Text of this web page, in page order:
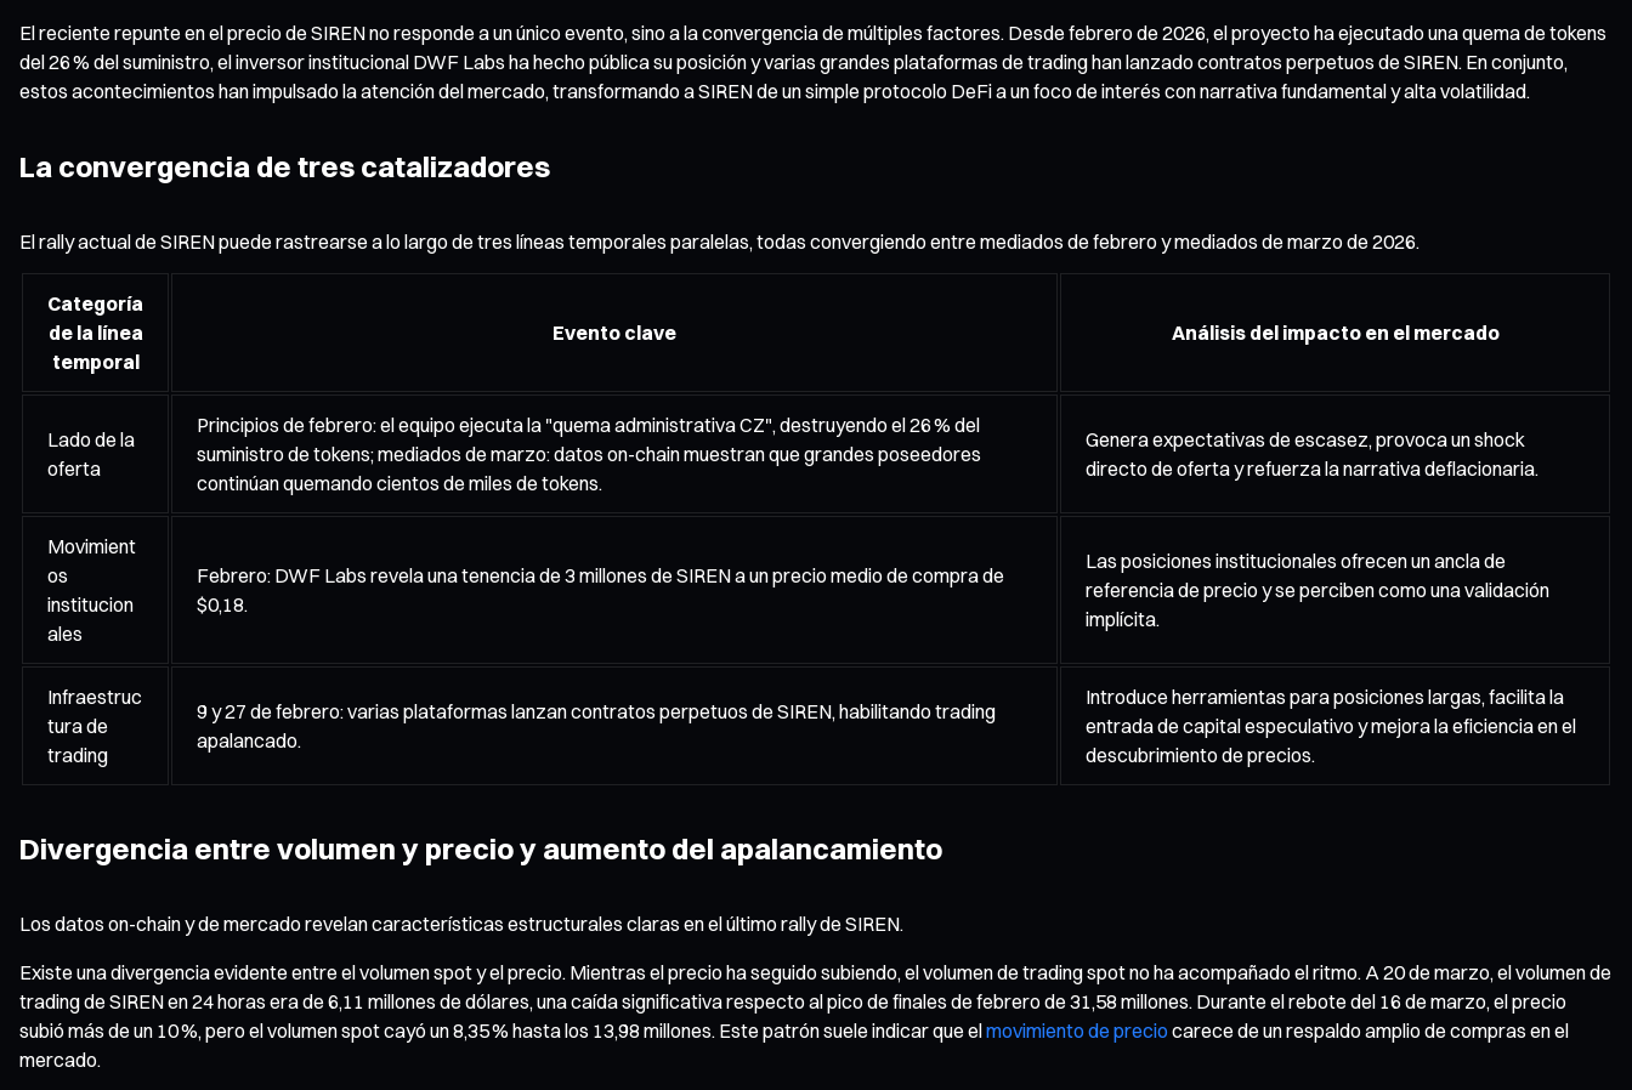
El reciente repunte en el precio de SIREN no responde a un único evento, sino a la convergencia de múltiples factores. Desde febrero de 2026, el proyecto ha ejecutado una quema de tokens
del 26 % del suministro, el inversor institucional DWF Labs ha hecho pública su posición y varias grandes plataformas de trading han lanzado contratos perpetuos de SIREN. En conjunto,
estos acontecimientos han impulsado la atención del mercado, transformando a SIREN de un simple protocolo DeFi a un foco de interés con narrativa fundamental y alta volatilidad.
La convergencia de tres catalizadores
El rally actual de SIREN puede rastrearse a lo largo de tres líneas temporales paralelas, todas convergiendo entre mediados de febrero y mediados de marzo de 2026.
Categoría
de la línea
temporal
Evento clave Análisis del impacto en el mercado
Lado de la
oferta
Principios de febrero: el equipo ejecuta la "quema administrativa CZ", destruyendo el 26 % del
suministro de tokens; mediados de marzo: datos on-chain muestran que grandes poseedores
continúan quemando cientos de miles de tokens.
Genera expectativas de escasez, provoca un shock
directo de oferta y refuerza la narrativa deflacionaria.
Movimient
os
institucion
ales
Febrero: DWF Labs revela una tenencia de 3 millones de SIREN a un precio medio de compra de
$0,18.
Las posiciones institucionales ofrecen un ancla de
referencia de precio y se perciben como una validación
implícita.
Infraestruc
tura de
trading
9 y 27 de febrero: varias plataformas lanzan contratos perpetuos de SIREN, habilitando trading
apalancado.
Introduce herramientas para posiciones largas, facilita la
entrada de capital especulativo y mejora la eficiencia en el
descubrimiento de precios.
Divergencia entre volumen y precio y aumento del apalancamiento
Los datos on-chain y de mercado revelan características estructurales claras en el último rally de SIREN.
Existe una divergencia evidente entre el volumen spot y el precio. Mientras el precio ha seguido subiendo, el volumen de trading spot no ha acompañado el ritmo. A 20 de marzo, el volumen de
trading de SIREN en 24 horas era de 6,11 millones de dólares, una caída significativa respecto al pico de finales de febrero de 31,58 millones. Durante el rebote del 16 de marzo, el precio
subió más de un 10 %, pero el volumen spot cayó un 8,35 % hasta los 13,98 millones. Este patrón suele indicar que elmovimiento de preciocarece de un respaldo amplio de compras en el
mercado.